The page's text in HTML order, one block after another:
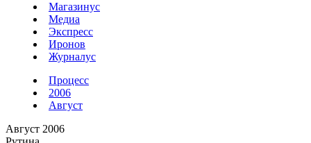
Магазинус
Медиа
Экспресс
Иронов
Журналус
Процесс
2006
Август
Август 2006